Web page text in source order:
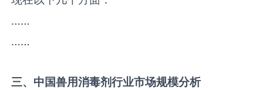
……
……
三、中国兽用消毒剂行业市场规模分析